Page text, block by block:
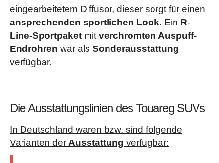
eingearbeitetem Diffusor, dieser sorgt für einen
ansprechenden sportlichen Look. Ein R-
Line-Sportpaket mit verchromten Auspuff-
Endrohren war als Sonderausstattung
verfügbar.
Die Ausstattungslinien des Touareg SUVs
In Deutschland waren bzw. sind folgende
Varianten der Ausstattung verfügbar: